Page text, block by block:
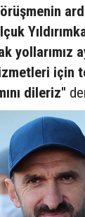
yollarımız
için
dileriz"